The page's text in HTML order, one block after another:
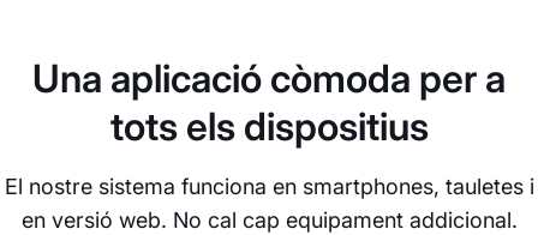
Una aplicació còmoda per a
tots els dispositius
El nostre sistema funciona en smartphones, tauletes i
en versió web. No cal cap equipament addicional.